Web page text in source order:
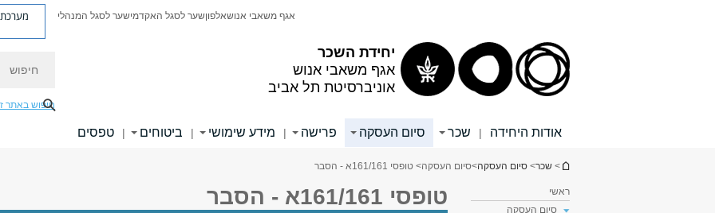
יחידת השכר
אגף משאבי אנוש
אוניברסיטת תל אביב
אגף משאבי אנושאלפוןשער לסגל האקדמישער לסגל המנהלי מערכת
חיפוש באתר
אודות היחידה | שכר סיום העסקה פרישה | מידע שימושי | ביטוחים | טפסים
הינך נמצא כאן
> שכר> סיום העסקה>סיום העסקה> טופסי 161/161א - הסבר
ראשי
סיום העסקה
טופסי 161/161א - הסבר